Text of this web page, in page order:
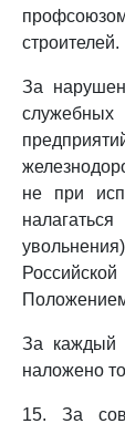
строителей.
За
не при
За каждый
наложено
15. За